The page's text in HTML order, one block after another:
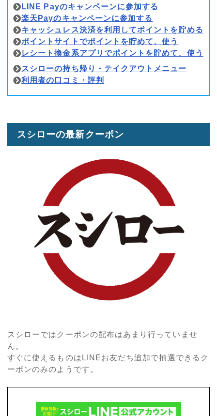
LINE Payのキャンペーンに参加する
楽天Payのキャンペーンに参加する
キャッシュレス決済を利用してポイントを貯める
ポイントサイトでポイントを貯めて、使う
レシート換金系アプリでポイントを貯めて、使う
スシローの持ち帰り・テイクアウトメニュー
利用者の口コミ・評判
スシローの最新クーポン
スシローではクーポンの配布はあまり行っていませ
ん。
すぐに使えるものはLINEお友だち追加で抽選できるク
ーポンのみのようです。